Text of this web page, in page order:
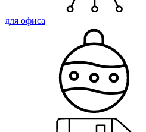
для офиса